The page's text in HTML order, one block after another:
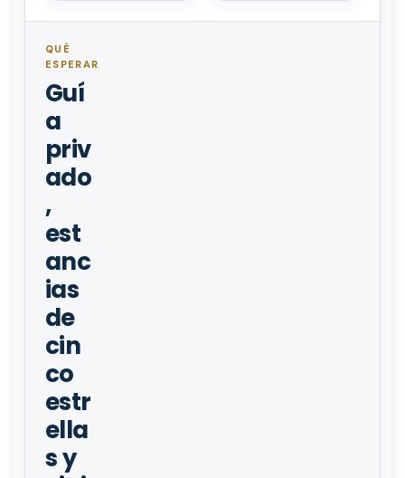
QUÉ
ESPERAR
Guí
a
priv
ado
,
est
anc
ias
de
cin
co
estr
ella
s y